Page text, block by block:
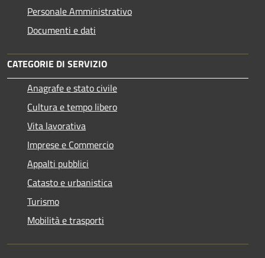
Personale Amministrativo
Documenti e dati
CATEGORIE DI SERVIZIO
Anagrafe e stato civile
Cultura e tempo libero
Vita lavorativa
Imprese e Commercio
Appalti pubblici
Catasto e urbanistica
Turismo
Mobilità e trasporti